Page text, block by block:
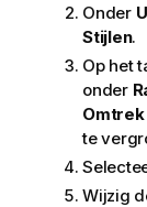
Onder
Stijlen.
Op het
onder
Omtrek
te
Wijzig